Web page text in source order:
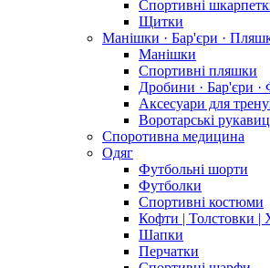
Спортивні
Щитки
Манішки · Бар'єри ·
Манішки
Спортивні пляшки
Дробини · Бар'єри ·
Аксесуари для
Воротарські
Споротивна медицина
Одяг
Футбольні шорти
Футболки
Спортивні костюми
Кофти | Толстовки |
Шапки
Перчатки